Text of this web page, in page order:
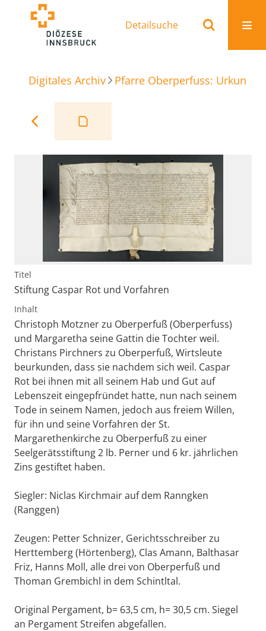
Detailsuche
Digitales Archiv Pfarre Oberperfuss: Urkunden
Titel
Stiftung Caspar Rot und Vorfahren
Inhalt
Christoph Motzner zu Oberperfuß (Oberperfuss)
und Margaretha seine Gattin die Tochter weil.
Christans Pirchners zu Oberperfuß, Wirtsleute
beurkunden, dass sie nachdem sich weil. Caspar
Rot bei ihnen mit all seinem Hab und Gut auf
Lebenszeit eingepfründet hatte, nun nach seinem
Tode in seinem Namen, jedoch aus freiem Willen,
für ihn und seine Vorfahren der St.
Margarethenkirche zu Oberperfuß zu einer
Seelgerätsstiftung 2 lb. Perner und 6 kr. jährlichen
Zins gestiftet haben.
Siegler: Niclas Kirchmair auf dem Ranngken
(Ranggen)
Zeugen: Petter Schnizer, Gerichtsschreiber zu
Herttemberg (Hörtenberg), Clas Amann, Balthasar
Friz, Hanns Moll, alle drei von Oberperfuß und
Thoman Grembichl in dem Schintltal.
Original Pergament, b= 63,5 cm, h= 30,5 cm. Siegel
an Pergament Streifen abgefallen.